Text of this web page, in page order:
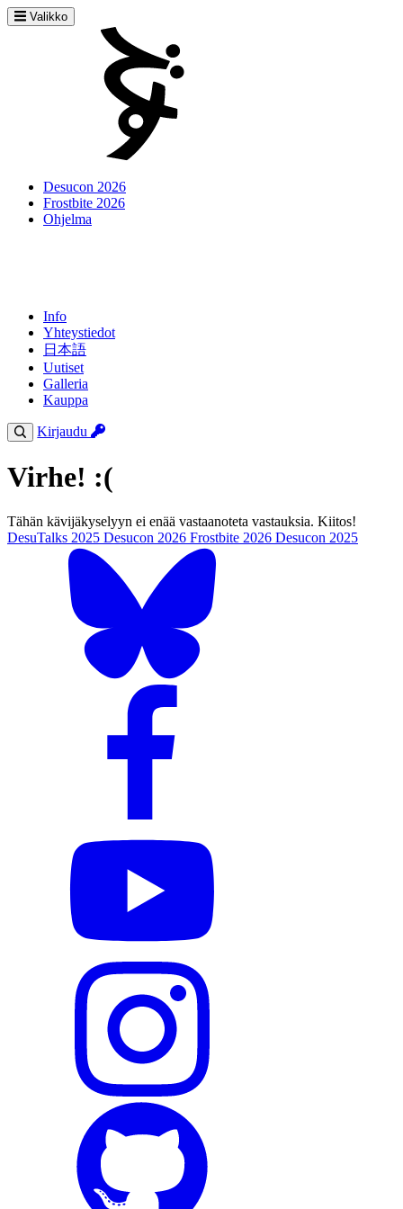
Valikko
Desucon 2026
Frostbite 2026
Ohjelma
Info
Yhteystiedot
日本語
Uutiset
Galleria
Kauppa
Kirjaudu
Virhe! :(
Tähän kävijäkyselyyn ei enää vastaanoteta vastauksia. Kiitos!
DesuTalks 2025 Desucon 2026 Frostbite 2026 Desucon 2025